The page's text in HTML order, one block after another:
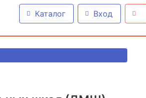
Каталог Вход